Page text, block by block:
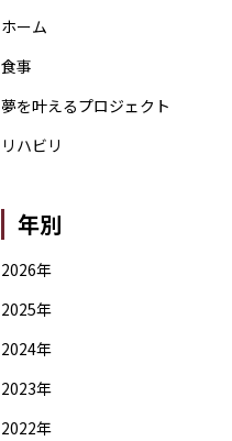
ホーム
食事
夢を叶えるプロジェクト
リハビリ
年別
2026年
2025年
2024年
2023年
2022年